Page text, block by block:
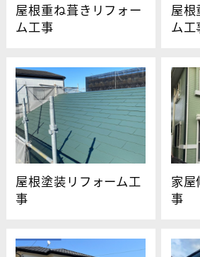
屋根重ね葺きリフォー
ム工事
屋
ム工
屋根塗装リフォーム工
事
家
事